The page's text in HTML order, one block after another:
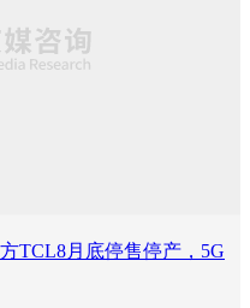
TCL8月底停售停产，5G